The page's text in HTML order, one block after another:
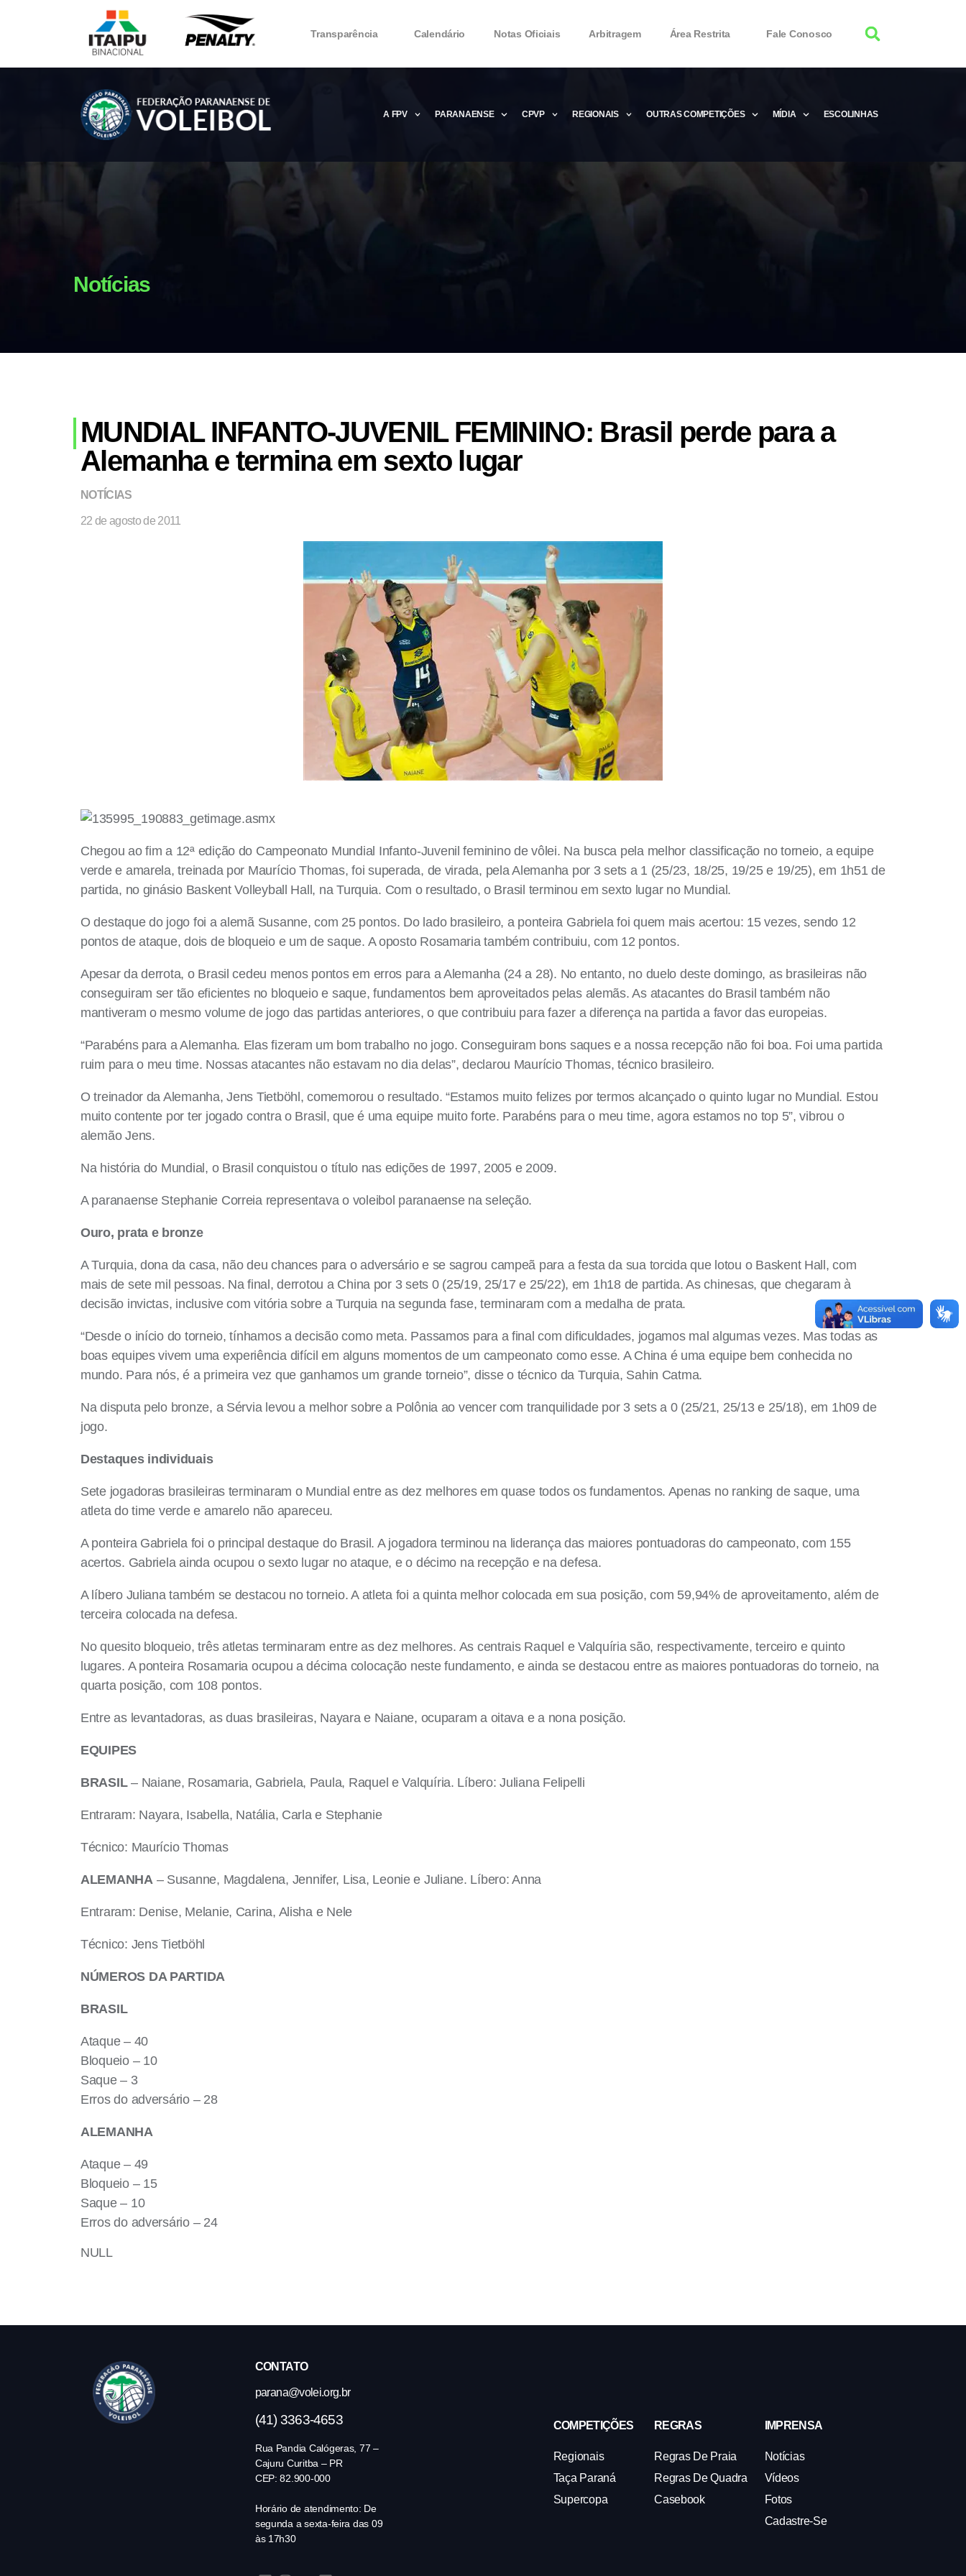
Transparência Calendário Notas Oficiais Arbitragem Área Restrita Fale Conosco
A FPV
Microsoft Office 2016 Product Key 2020 – Free Product Keys
PARANAENSE CPVP REGIONAIS OUTRAS COMPETIÇÕES MÍDIA ESCOLINHAS
Notícias
MUNDIAL INFANTO-JUVENIL FEMININO: Brasil perde para a
Alemanha e termina em sexto lugar
NOTÍCIAS
22 de agosto de 2011
Chegou ao fim a 12ª edição do Campeonato Mundial Infanto-Juvenil feminino de vôlei. Na busca pela melhor classificação no torneio, a equipe
verde e amarela, treinada por Maurício Thomas, foi superada, de virada, pela Alemanha por 3 sets a 1 (25/23, 18/25, 19/25 e 19/25), em 1h51 de
partida, no ginásio Baskent Volleyball Hall, na Turquia. Com o resultado, o Brasil terminou em sexto lugar no Mundial.
O destaque do jogo foi a alemã Susanne, com 25 pontos. Do lado brasileiro, a ponteira Gabriela foi quem mais acertou: 15 vezes, sendo 12
pontos de ataque, dois de bloqueio e um de saque. A oposto Rosamaria também contribuiu, com 12 pontos.
Apesar da derrota, o Brasil cedeu menos pontos em erros para a Alemanha (24 a 28). No entanto, no duelo deste domingo, as brasileiras não
conseguiram ser tão eficientes no bloqueio e saque, fundamentos bem aproveitados pelas alemãs. As atacantes do Brasil também não
mantiveram o mesmo volume de jogo das partidas anteriores, o que contribuiu para fazer a diferença na partida a favor das europeias.
“Parabéns para a Alemanha. Elas fizeram um bom trabalho no jogo. Conseguiram bons saques e a nossa recepção não foi boa. Foi uma partida
ruim para o meu time. Nossas atacantes não estavam no dia delas”, declarou Maurício Thomas, técnico brasileiro.
O treinador da Alemanha, Jens Tietböhl, comemorou o resultado. “Estamos muito felizes por termos alcançado o quinto lugar no Mundial. Estou
muito contente por ter jogado contra o Brasil, que é uma equipe muito forte. Parabéns para o meu time, agora estamos no top 5”, vibrou o
alemão Jens.
Na história do Mundial, o Brasil conquistou o título nas edições de 1997, 2005 e 2009.
A paranaense Stephanie Correia representava o voleibol paranaense na seleção.
Ouro, prata e bronze
A Turquia, dona da casa, não deu chances para o adversário e se sagrou campeã para a festa da sua torcida que lotou o Baskent Hall, com
mais de sete mil pessoas. Na final, derrotou a China por 3 sets 0 (25/19, 25/17 e 25/22), em 1h18 de partida. As chinesas, que chegaram à
decisão invictas, inclusive com vitória sobre a Turquia na segunda fase, terminaram com a medalha de prata.
“Desde o início do torneio, tínhamos a decisão como meta. Passamos para a final com dificuldades, jogamos mal algumas vezes. Mas todas as
boas equipes vivem uma experiência difícil em alguns momentos de um campeonato como esse. A China é uma equipe bem conhecida no
mundo. Para nós, é a primeira vez que ganhamos um grande torneio”, disse o técnico da Turquia, Sahin Catma.
Na disputa pelo bronze, a Sérvia levou a melhor sobre a Polônia ao vencer com tranquilidade por 3 sets a 0 (25/21, 25/13 e 25/18), em 1h09 de
jogo.
Destaques individuais
Sete jogadoras brasileiras terminaram o Mundial entre as dez melhores em quase todos os fundamentos. Apenas no ranking de saque, uma
atleta do time verde e amarelo não apareceu.
A ponteira Gabriela foi o principal destaque do Brasil. A jogadora terminou na liderança das maiores pontuadoras do campeonato, com 155
acertos. Gabriela ainda ocupou o sexto lugar no ataque, e o décimo na recepção e na defesa.
A líbero Juliana também se destacou no torneio. A atleta foi a quinta melhor colocada em sua posição, com 59,94% de aproveitamento, além de
terceira colocada na defesa.
No quesito bloqueio, três atletas terminaram entre as dez melhores. As centrais Raquel e Valquíria são, respectivamente, terceiro e quinto
lugares. A ponteira Rosamaria ocupou a décima colocação neste fundamento, e ainda se destacou entre as maiores pontuadoras do torneio, na
quarta posição, com 108 pontos.
Entre as levantadoras, as duas brasileiras, Nayara e Naiane, ocuparam a oitava e a nona posição.
EQUIPES
BRASIL– Naiane, Rosamaria, Gabriela, Paula, Raquel e Valquíria. Líbero: Juliana Felipelli
Entraram: Nayara, Isabella, Natália, Carla e Stephanie
Técnico: Maurício Thomas
ALEMANHA – Susanne, Magdalena, Jennifer, Lisa, Leonie e Juliane. Líbero: Anna
Entraram: Denise, Melanie, Carina, Alisha e Nele
Técnico: Jens Tietböhl
NÚMEROS DA PARTIDA
BRASIL
Ataque – 40
Bloqueio – 10
Saque – 3
Erros do adversário – 28
ALEMANHA
Ataque – 49
Bloqueio – 15
Saque – 10
Erros do adversário – 24
NULL
CONTATO
parana@volei.org.br
(41) 3363-4653
Rua Pandia Calógeras, 77 –
Cajuru Curitba – PR
CEP: 82.900-000
Horário de atendimento: De
segunda a sexta-feira das 09
às 17h30
COMPETIÇÕES
Regionais
Taça Paraná
Supercopa
REGRAS
Regras De Praia
Regras De Quadra
Casebook
IMPRENSA
Notícias
Vídeos
Fotos
Cadastre-Se